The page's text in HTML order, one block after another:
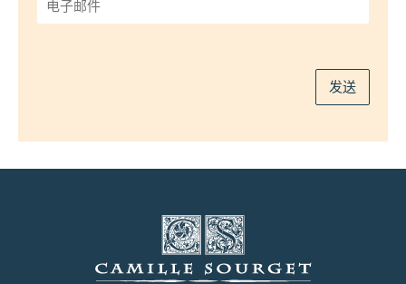
子
发送